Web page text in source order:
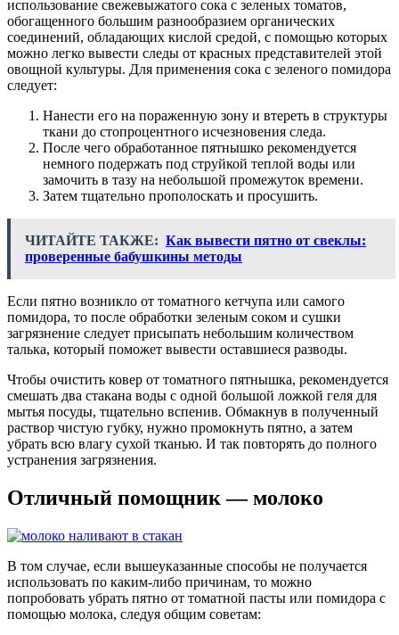
использование свежевыжатого сока с зеленых томатов,
обогащенного большим разнообразием органических
соединений, обладающих кислой средой, с помощью которых
можно легко вывести следы от красных представителей этой
овощной культуры. Для применения сока с зеленого помидора
следует:
Нанести его на пораженную зону и втереть в структуры
ткани до стопроцентного исчезновения следа.
После чего обработанное пятнышко рекомендуется
немного подержать под струйкой теплой воды или
замочить в тазу на небольшой промежуток времени.
Затем тщательно прополоскать и просушить.
ЧИТАЙТЕ ТАКЖЕ: Как вывести пятно от свеклы:
проверенные бабушкины методы
Если пятно возникло от томатного кетчупа или самого
помидора, то после обработки зеленым соком и сушки
загрязнение следует присыпать небольшим количеством
талька, который поможет вывести оставшиеся разводы.
Чтобы очистить ковер от томатного пятнышка, рекомендуется
смешать два стакана воды с одной большой ложкой геля для
мытья посуды, тщательно вспенив. Обмакнув в полученный
раствор чистую губку, нужно промокнуть пятно, а затем
убрать всю влагу сухой тканью. И так повторять до полного
устранения загрязнения.
Отличный помощник — молоко
В том случае, если вышеуказанные способы не получается
использовать по каким-либо причинам, то можно
попробовать убрать пятно от томатной пасты или помидора с
помощью молока, следуя общим советам: